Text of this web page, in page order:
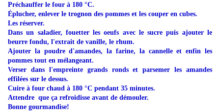
Préchauffer le four à 180 °C.
Éplucher, enlever le trognon des pommes et les couper en cubes.
Les réserver.
Dans un saladier, fouetter les oeufs avec le sucre puis ajouter le
beurre fondu, l'extrait de vanille, le rhum.
Ajouter la poudre d'amandes, la farine, la cannelle et enfin les
pommes tout en mélangeant.
Verser dans l'empreinte grands ronds et parsemer les amandes
effilées sur le dessus.
Cuire à four chaud à 180 °C pendant 35 minutes.
Attendre que ça refroidisse avant de démouler.
Bonne gourmandise!